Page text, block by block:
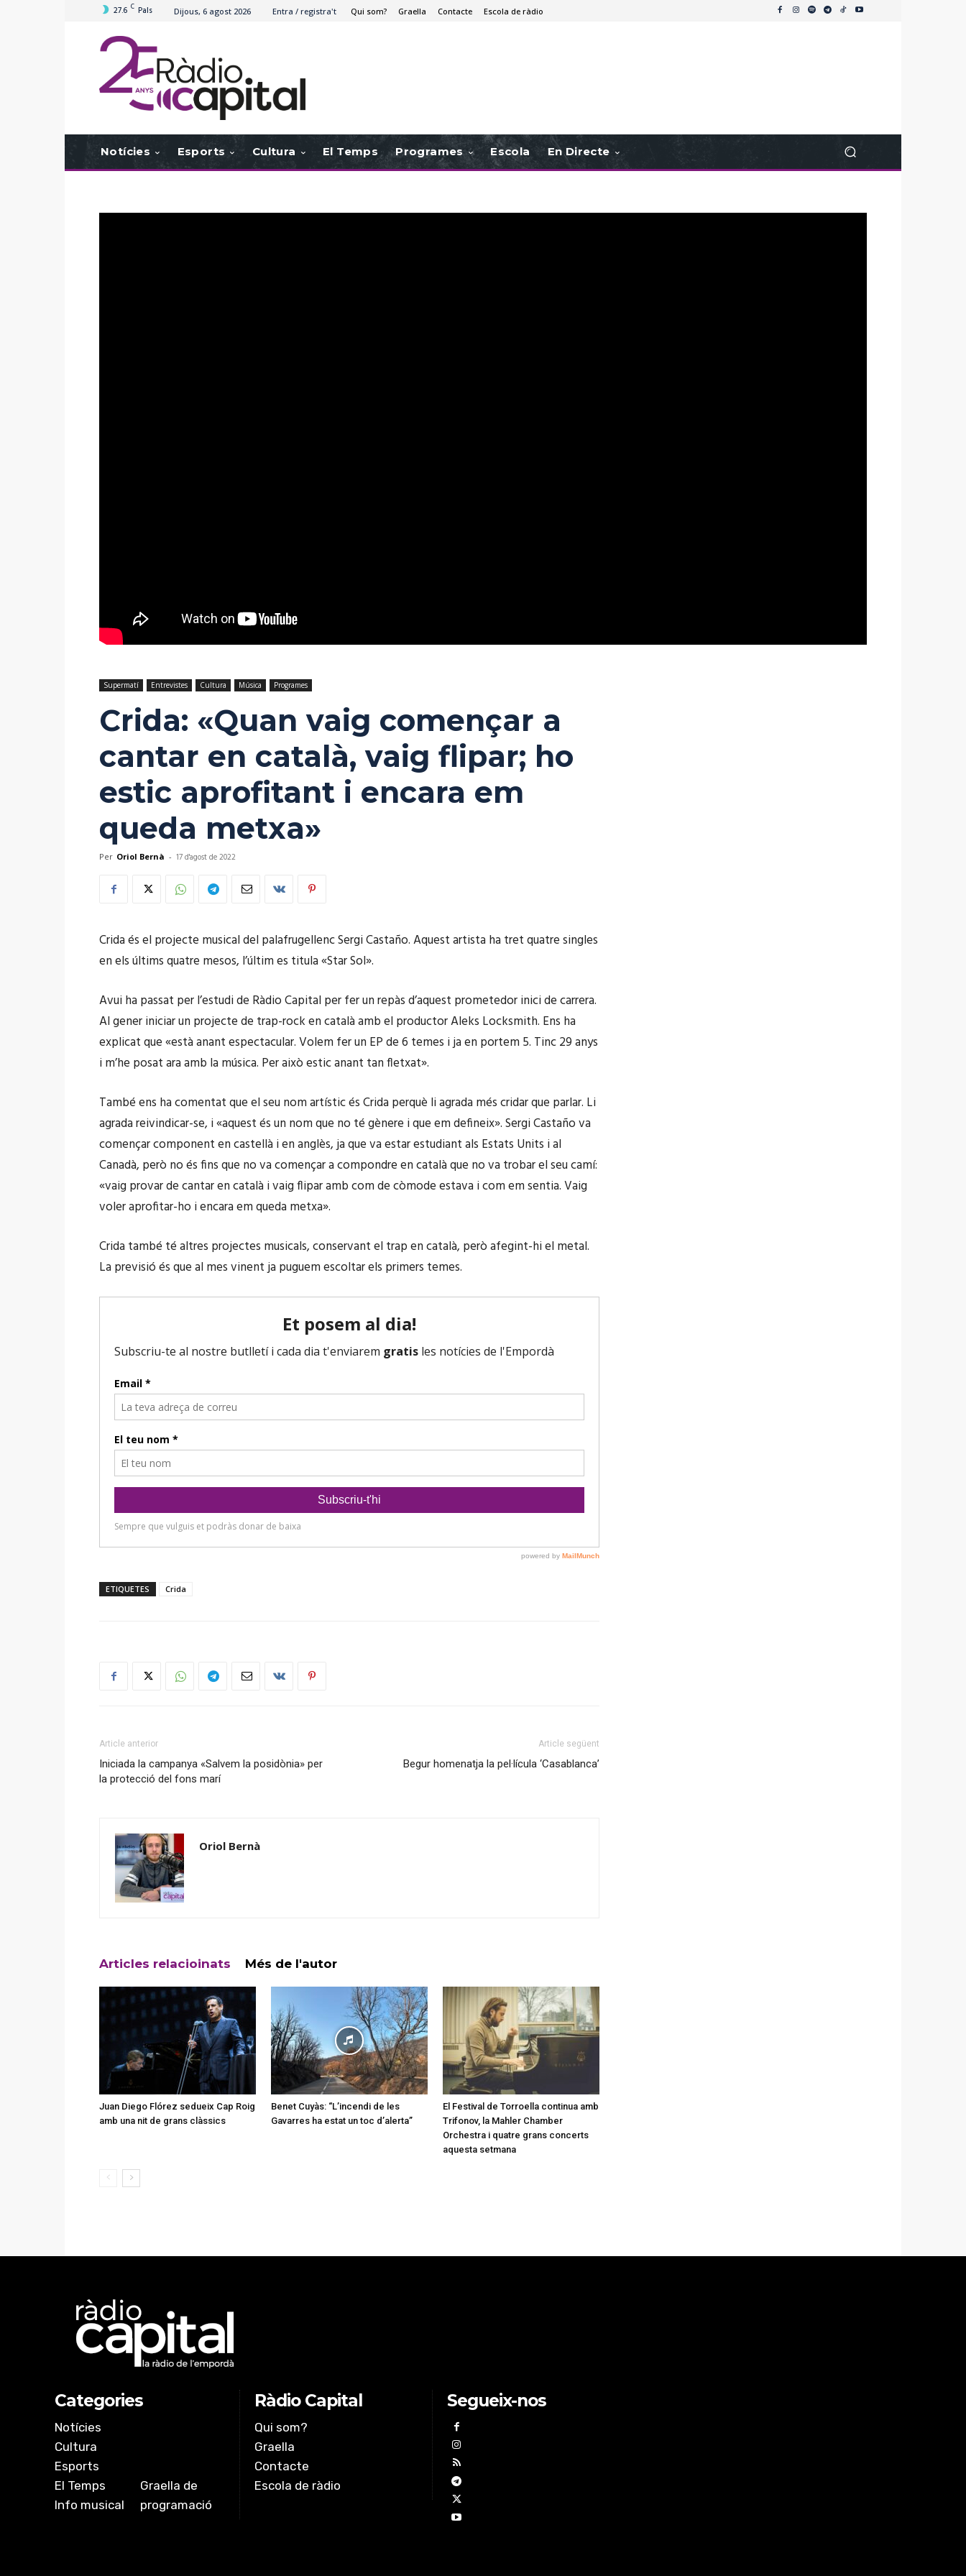
27.6 C Pals Dijous, 6 agost 2026 Entra / registra't Qui som? Graella Contacte Escola de ràdio
Notícies Esports Cultura El Temps Programes Escola En Directe
Supermatí Entrevistes Cultura Música Programes
Crida: «Quan vaig començar a
cantar en català, vaig flipar; ho
estic aprofitant i encara em
queda metxa»
Per Oriol Bernà - 17 d'agost de 2022
Crida és el projecte musical del palafrugellenc Sergi Castaño. Aquest artista ha tret quatre singles
en els últims quatre mesos, l’últim es titula «Star Sol».
Avui ha passat per l’estudi de Ràdio Capital per fer un repàs d’aquest prometedor inici de carrera.
Al gener iniciar un projecte de trap-rock en català amb el productor Aleks Locksmith. Ens ha
explicat que «està anant espectacular. Volem fer un EP de 6 temes i ja en portem 5. Tinc 29 anys
i m’he posat ara amb la música. Per això estic anant tan fletxat».
També ens ha comentat que el seu nom artístic és Crida perquè li agrada més cridar que parlar. Li
agrada reivindicar-se, i «aquest és un nom que no té gènere i que em defineix». Sergi Castaño va
començar component en castellà i en anglès, ja que va estar estudiant als Estats Units i al
Canadà, però no és fins que no va començar a compondre en català que no va trobar el seu camí:
«vaig provar de cantar en català i vaig flipar amb com de còmode estava i com em sentia. Vaig
voler aprofitar-ho i encara em queda metxa».
Crida també té altres projectes musicals, conservant el trap en català, però afegint-hi el metal.
La previsió és que al mes vinent ja puguem escoltar els primers temes.
ETIQUETES Crida
Article anterior
Iniciada la campanya «Salvem la posidònia» per
la protecció del fons marí
Article següent
Begur homenatja la pel·lícula ‘Casablanca’
Oriol Bernà
Articles relacioinats Més de l'autor
Juan Diego Flórez sedueix Cap Roig
amb una nit de grans clàssics
Benet Cuyàs: “L’incendi de les
Gavarres ha estat un toc d’alerta”
El Festival de Torroella continua amb
Trifonov, la Mahler Chamber
Orchestra i quatre grans concerts
aquesta setmana
Categories
Notícies
Cultura
Esports
El Temps
Info musical
Graella de
programació
Ràdio Capital
Qui som?
Graella
Contacte
Escola de ràdio
Segueix-nos